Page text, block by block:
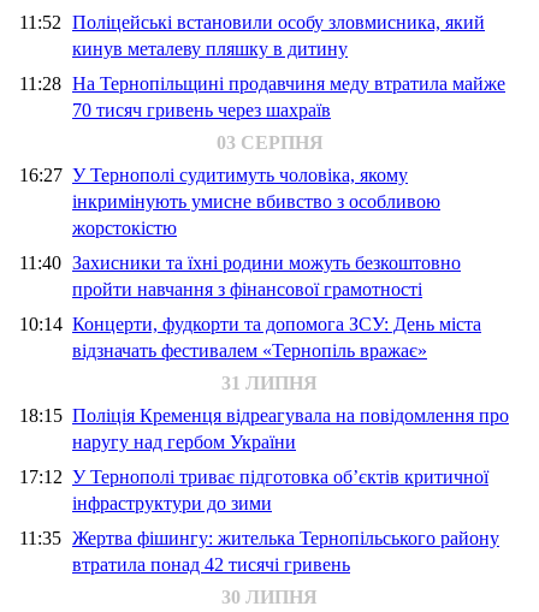
11:52 Поліцейські встановили особу зловмисника, який
кинув металеву пляшку в дитину
11:28 На Тернопільщині продавчиня меду втратила майже
70 тисяч гривень через шахраїв
03 СЕРПНЯ
16:27 У Тернополі судитимуть чоловіка, якому
інкримінують умисне вбивство з особливою
жорстокістю
11:40 Захисники та їхні родини можуть безкоштовно
пройти навчання з фінансової грамотності
10:14 Концерти, фудкорти та допомога ЗСУ: День міста
відзначать фестивалем «Тернопіль вражає»
31 ЛИПНЯ
18:15 Поліція Кременця відреагувала на повідомлення про
наругу над гербом України
17:12 У Тернополі триває підготовка об’єктів критичної
інфраструктури до зими
11:35 Жертва фішингу: жителька Тернопільського району
втратила понад 42 тисячі гривень
30 ЛИПНЯ